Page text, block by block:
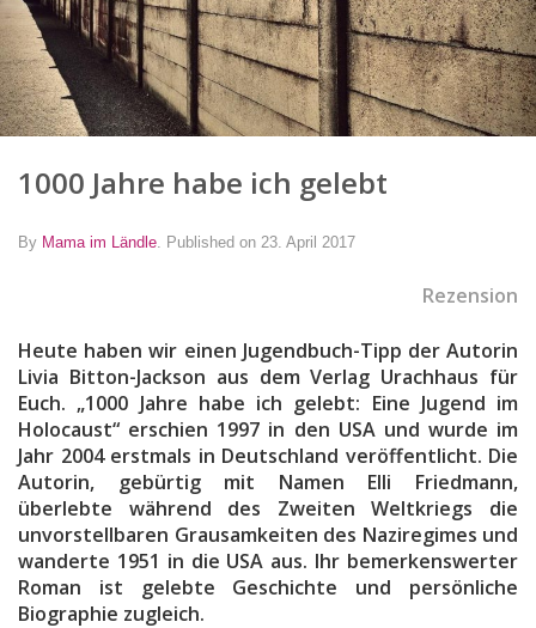
1000 Jahre habe ich gelebt
By Mama im Ländle Published on 23. April 2017
Rezension
Heute haben wir einen Jugendbuch-Tipp der Autorin
Livia Bitton-Jackson aus dem Verlag Urachhaus für
Euch. „1000 Jahre habe ich gelebt: Eine Jugend im
Holocaust“ erschien 1997 in den USA und wurde im
Jahr 2004 erstmals in Deutschland veröffentlicht. Die
Autorin, gebürtig mit Namen Elli Friedmann,
überlebte während des Zweiten Weltkriegs die
unvorstellbaren Grausamkeiten des Naziregimes und
wanderte 1951 in die USA aus. Ihr bemerkenswerter
Roman ist gelebte Geschichte und persönliche
Biographie zugleich.